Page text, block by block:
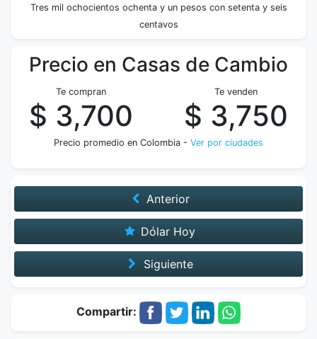
Tres mil ochocientos ochenta y un pesos con setenta y seis
centavos
Precio en Casas de Cambio
Te compran
$ 3,700
Te venden
$ 3,750
Precio promedio en Colombia - Ver por ciudades
Anterior
Dólar Hoy
Siguiente
Compartir: